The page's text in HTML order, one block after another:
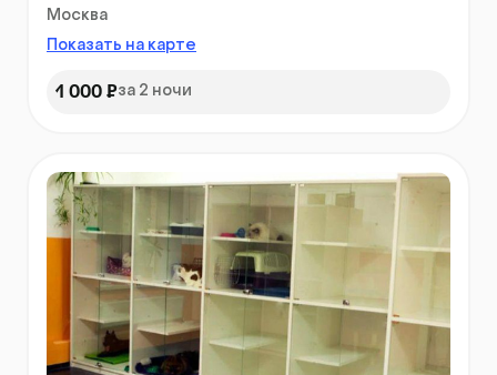
Москва
Показать на карте
1 000 ₽за 2 ночи